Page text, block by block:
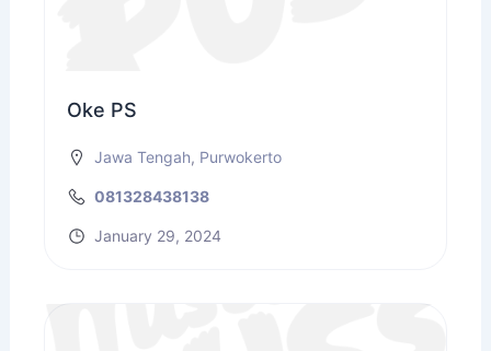
Oke PS
Jawa Tengah, Purwokerto
081328438138
January 29, 2024